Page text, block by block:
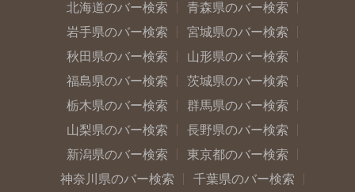
北海道のバー検索
青森県のバー検索
岩手県のバー検索
宮城県のバー検索
秋田県のバー検索
山形県のバー検索
福島県のバー検索
茨城県のバー検索
栃木県のバー検索
群馬県のバー検索
山梨県のバー検索
長野県のバー検索
新潟県のバー検索
東京都のバー検索
神奈川県のバー検索
千葉県のバー検索